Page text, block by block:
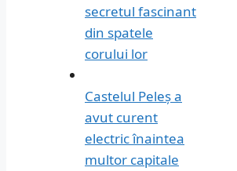
secretul fascinant
din spatele
corului lor
Castelul Peleș a
avut curent
electric înaintea
multor capitale